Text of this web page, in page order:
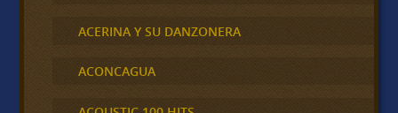
ACERINA Y SU DANZONERA
ACONCAGUA